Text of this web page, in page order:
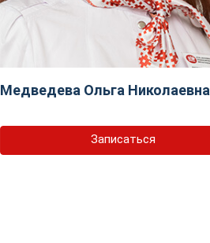
Медведева Ольга Николаевна
Записаться